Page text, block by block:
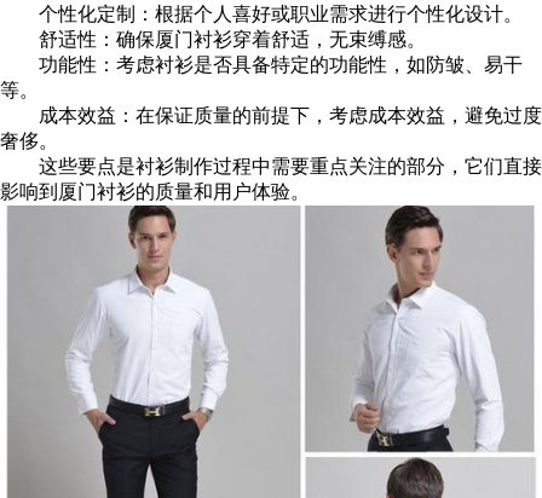
个性化定制：根据个人喜好或职业需求进行个性化设计。
舒适性：确保厦门衬衫穿着舒适，无束缚感。
功能性：考虑衬衫是否具备特定的功能性，如防皱、易干
等。
成本效益：在保证质量的前提下，考虑成本效益，避免过度
奢侈。
这些要点是衬衫制作过程中需要重点关注的部分，它们直接
影响到厦门衬衫的质量和用户体验。